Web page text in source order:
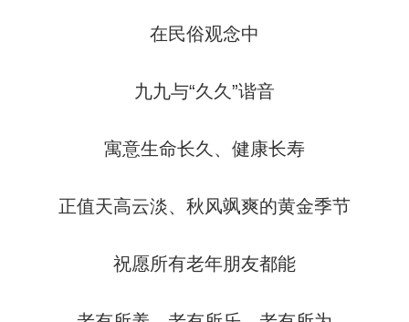
在民俗观念中
九九与“久久”谐音
寓意生命长久、健康长寿
正值天高云淡、秋风飒爽的黄金季节
祝愿所有老年朋友都能